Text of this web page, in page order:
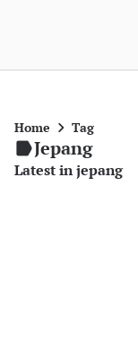
Home Tag
Jepang
Latest in jepang